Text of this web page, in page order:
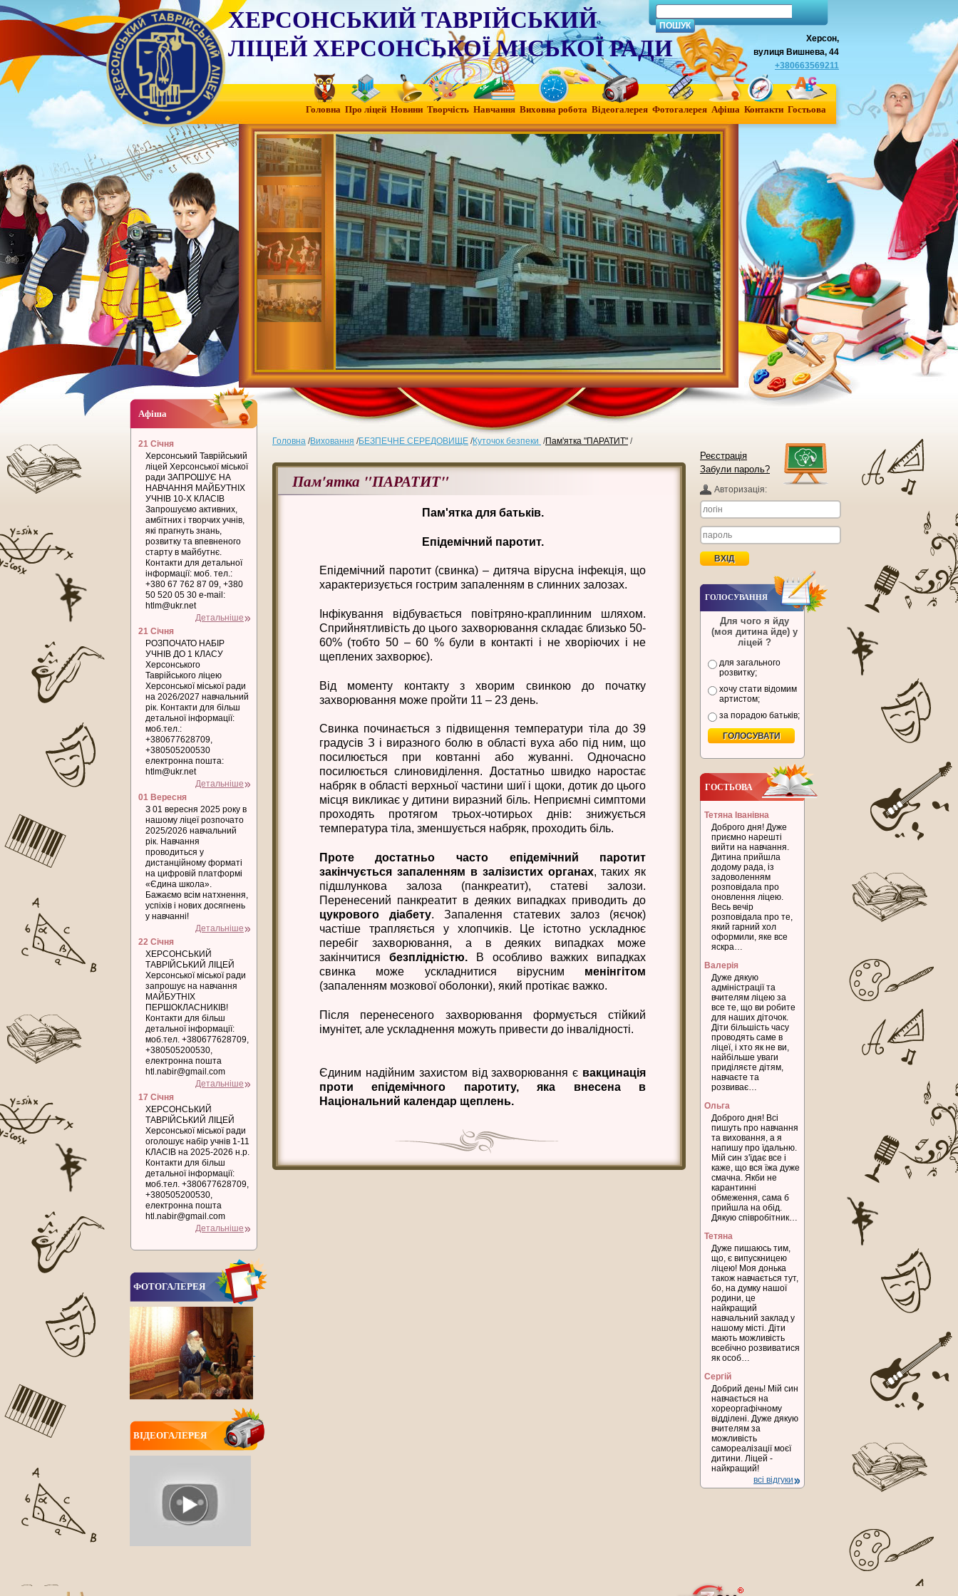
ХЕРСОНСЬКИЙ ТАВРІЙСЬКИЙ
ЛІЦЕЙ ХЕРСОНСЬКОЇ МІСЬКОЇ РАДИ
Херсон,
вулиця Вишнева, 44
+380663569211
Головна Про ліцей Новини Творчість Навчання Виховна робота Вiдеогалерея Фотогалерея Афiша Контакти Гостьова
Головна /Виховання /БЕЗПЕЧНЕ СЕРЕДОВИЩЕ /Куточок безпеки /Пам'ятка "ПАРАТИТ" /
Пам'ятка "ПАРАТИТ"
Пам'ятка для батьків.
Епідемічний паротит.
Епідемічний паротит (свинка) – дитяча вірусна інфекція, що
характеризується гострим запаленням в слинних залозах.
Інфікування відбувається повітряно-краплинним шляхом.
Сприйнятливість до цього захворювання складає близько 50-
60% (тобто 50 – 60 % були в контакті і не хворіючих і не
щеплених захворює).
Від моменту контакту з хворим свинкою до початку
захворювання може пройти 11 – 23 день.
Свинка починається з підвищення температури тіла до 39
градусів З і виразного болю в області вуха або під ним, що
посилюється при ковтанні або жуванні. Одночасно
посилюється слиновиділення. Достатньо швидко наростає
набряк в області верхньої частини шиї і щоки, дотик до цього
місця викликає у дитини виразний біль. Неприємні симптоми
проходять протягом трьох-чотирьох днів: знижується
температура тіла, зменшується набряк, проходить біль.
Проте достатньо часто епідемічний паротит
закінчується запаленням в залізистих органах, таких як
підшлункова залоза (панкреатит), статеві залози.
Перенесений панкреатит в деяких випадках приводить до
цукрового діабету. Запалення статевих залоз (яєчок)
частіше трапляється у хлопчиків. Це істотно ускладнює
перебіг захворювання, а в деяких випадках може
закінчитися безплідністю.В особливо важких випадках
свинка може ускладнитися вірусним менінгітом
(запаленням мозкової оболонки), який протікає важко.
Після перенесеного захворювання формується стійкий
імунітет, але ускладнення можуть привести до інвалідності.
Єдиним надійним захистом від захворювання є вакцинація
проти епідемічного паротиту, яка внесена в
Національний календар щеплень.
Афіша
21 Січня
Херсонський Таврійський
ліцей Херсонської міської
ради ЗАПРОШУЄ НА
НАВЧАННЯ МАЙБУТНІХ
УЧНІВ 10-Х КЛАСІВ
Запрошуємо активних,
амбітних і творчих учнів,
які прагнуть знань,
розвитку та впевненого
старту в майбутнє.
Контакти для детальної
інформації: моб. тел.:
+380 67 762 87 09, +380
50 520 05 30 e-mail:
htlm@ukr.net
Детальніше
21 Січня
РОЗПОЧАТО НАБІР
УЧНІВ ДО 1 КЛАСУ
Херсонського
Таврійського ліцею
Херсонської міської ради
на 2026/2027 навчальний
рік. Контакти для більш
детальної інформації:
моб.тел.:
+380677628709,
+380505200530
електронна пошта:
htlm@ukr.net
Детальніше
01 Вересня
З 01 вересня 2025 року в
нашому ліцеї розпочато
2025/2026 навчальний
рік. Навчання
проводиться у
дистанційному форматі
на цифровій платформі
«Єдина школа».
Бажаємо всім натхнення,
успіхів і нових досягнень
у навчанні!
Детальніше
22 Січня
ХЕРСОНСЬКИЙ
ТАВРІЙСЬКИЙ ЛІЦЕЙ
Херсонської міської ради
запрошує на навчання
МАЙБУТНІХ
ПЕРШОКЛАСНИКІВ!
Контакти для більш
детальної інформації:
моб.тел. +380677628709,
+380505200530,
електронна пошта
htl.nabir@gmail.com
Детальніше
17 Січня
ХЕРСОНСЬКИЙ
ТАВРІЙСЬКИЙ ЛІЦЕЙ
Херсонської міської ради
оголошує набір учнів 1-11
КЛАСІВ на 2025-2026 н.р.
Контакти для більш
детальної інформації:
моб.тел. +380677628709,
+380505200530,
електронна пошта
htl.nabir@gmail.com
Детальніше
ФОТОГАЛЕРЕЯ
ВIДЕОГАЛЕРЕЯ
Реєстрація
Забули пароль?
Авторизацiя:
ГОЛОСУВАННЯ
Для чого я йду
(моя дитина йде) у
ліцей ?
для загального
розвитку;
хочу стати відомим
артистом;
за порадою батьків;
ГОСТЬОВА
Тетяна Іванівна
Доброго дня! Дуже
приємно нарешті
вийти на навчання.
Дитина прийшла
додому рада, із
задоволенням
розповідала про
оновлення ліцею.
Весь вечір
розповідала про те,
який гарний хол
оформили, яке все
яскра…
Валерія
Дуже дякую
адміністрації та
вчителям ліцею за
все те, що ви робите
для наших діточок.
Діти більшість часу
проводять саме в
ліцеї, і хто як не ви,
найбільше уваги
приділяєте дітям,
навчаєте та
розвиває…
Ольга
Доброго дня! Всі
пишуть про навчання
та виховання, а я
напишу про їдальню.
Мій син з'їдає все і
каже, що вся їжа дуже
смачна. Якби не
карантинні
обмеження, сама б
прийшла на обід.
Дякую співробітник…
Тетяна
Дуже пишаюсь тим,
що, є випускницею
ліцею! Моя донька
також навчається тут,
бо, на думку нашої
родини, це
найкращий
навчальний заклад у
нашому місті. Діти
мають можливість
всебічно розвиватися
як особ…
Сергій
Добрий день! Мій син
навчається на
хореоргафічному
відділені. Дуже дякую
вчителям за
можливість
самореалізації моєї
дитини. Ліцей -
найкращий!
всі відгуки